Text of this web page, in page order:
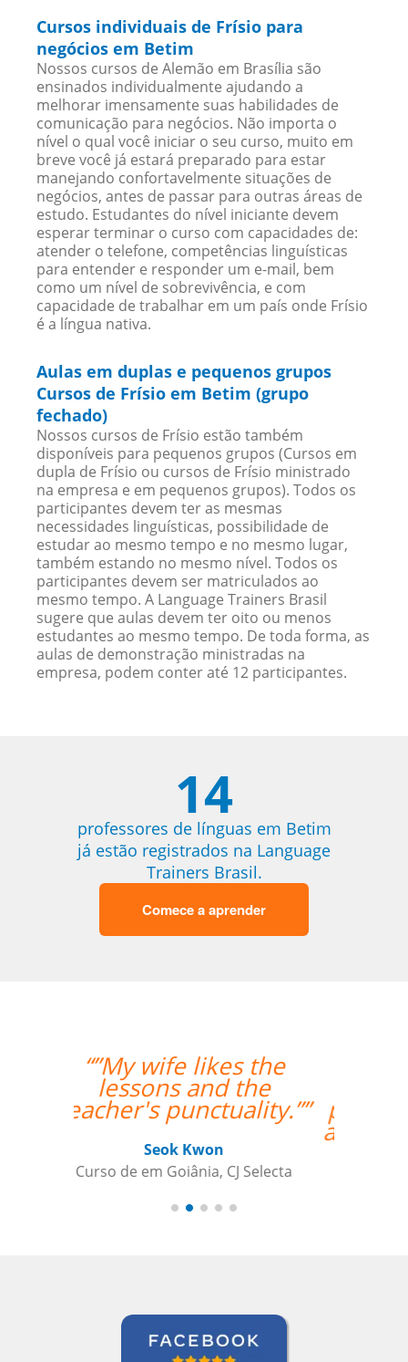
Cursos individuais de Frísio para
negócios em Betim
Nossos cursos de Alemão em Brasília são
ensinados individualmente ajudando a
melhorar imensamente suas habilidades de
comunicação para negócios. Não importa o
nível o qual você iniciar o seu curso, muito em
breve você já estará preparado para estar
manejando confortavelmente situações de
negócios, antes de passar para outras áreas de
estudo. Estudantes do nível iniciante devem
esperar terminar o curso com capacidades de:
atender o telefone, competências linguísticas
para entender e responder um e-mail, bem
como um nível de sobrevivência, e com
capacidade de trabalhar em um país onde Frísio
é a língua nativa.
Aulas em duplas e pequenos grupos
Cursos de Frísio em Betim (grupo
fechado)
Nossos cursos de Frísio estão também
disponíveis para pequenos grupos (Cursos em
dupla de Frísio ou cursos de Frísio ministrado
na empresa e em pequenos grupos). Todos os
participantes devem ter as mesmas
necessidades linguísticas, possibilidade de
estudar ao mesmo tempo e no mesmo lugar,
também estando no mesmo nível. Todos os
participantes devem ser matriculados ao
mesmo tempo. A Language Trainers Brasil
sugere que aulas devem ter oito ou menos
estudantes ao mesmo tempo. De toda forma, as
aulas de demonstração ministradas na
empresa, podem conter até 12 participantes.
14
professores de línguas em Betim
já estão registrados na Language
Trainers Brasil.
Comece a aprender
“”As aulas foram
maravilhosas. O
professor foi ótimo e
atencioso e altamente
recomendado.””
Curso de Alemão em Chicago